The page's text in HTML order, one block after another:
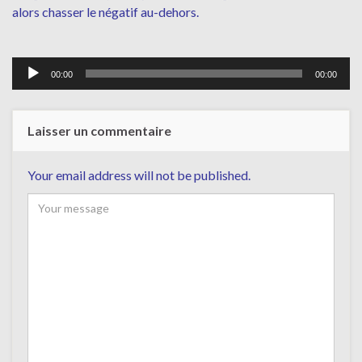
alors chasser le négatif au-dehors.
Lecteur
00:00 00:00
Laisser un commentaire
Your email address will not be published.